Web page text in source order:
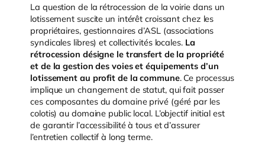
La question de la rétrocession de la voirie dans un
lotissement suscite un intérêt croissant chez les
propriétaires, gestionnaires d’ASL (associations
syndicales libres) et collectivités locales. La
rétrocession désigne le transfert de la propriété
et de la gestion des voies et équipements d’un
lotissement au profit de la commune. Ce processus
implique un changement de statut, qui fait passer
ces composantes du domaine privé (géré par les
colotis) au domaine public local. L’objectif initial est
de garantir l’accessibilité à tous et d’assurer
l’entretien collectif à long terme.